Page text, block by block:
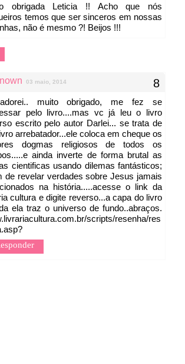
obrigada Leticia !! Acho que nós
temos que ser sinceros em nossas
não é mesmo ?! Beijos !!!
03 maio, 2014
muito obrigado, me fez se
pelo livro....mas vc já leu o livro
escrito pelo autor Darlei... se trata de
arrebatador...ele coloca em cheque os
dogmas religiosos de todos os
ainda inverte de forma brutal as
cientificas usando dilemas fantásticos;
de revelar verdades sobre Jesus jamais
na história.....acesse o link da
cultura e digite reverso...a capa do livro
ela traz o universo de fundo..abraços.
scripts/resenha/res